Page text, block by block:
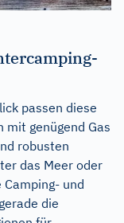
passen diese
mit genügend Gas
robusten
das Meer oder
und
die